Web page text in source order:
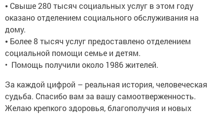
⦁ Свыше 280 тысяч социальных услуг в этом году
оказано отделением социального обслуживания на
дому.
⦁ Более 8 тысяч услуг предоставлено отделением
социальной помощи семье и детям.
• Помощь получили около 1986 жителей.
За каждой цифрой – реальная история, человеческая
судьба. Спасибо вам за вашу самоотверженность.
Желаю крепкого здоровья, благополучия и новых